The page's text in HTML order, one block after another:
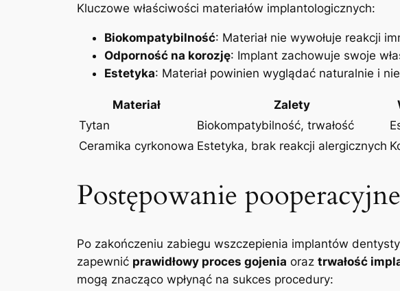
Kluczowe właściwości materiałów implantologicznych:
Biokompatybilność: Materiał nie wywołuje reakcji
Odporność na korozję: Implant zachowuje swoje
Estetyka: Materiał powinien wyglądać naturalnie i
Materiał Zalety
Tytan
Biokompatybilność, trwałość
Ceramika cyrkonowa Estetyka, brak reakcji alergicznych
Postępowanie
Po zakończeniu zabiegu wszczepienia implantów
zapewnić prawidłowy proces gojenia oraz trwałość
mogą znacząco wpłynąć na sukces procedury: